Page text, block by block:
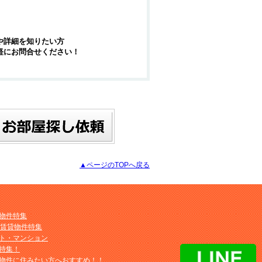
詳細を知りたい方
お問合せください！
▲ページのTOPへ戻る
件特集
貸物件特集
・マンション
集！
件に住みたい方へおすすめ！！